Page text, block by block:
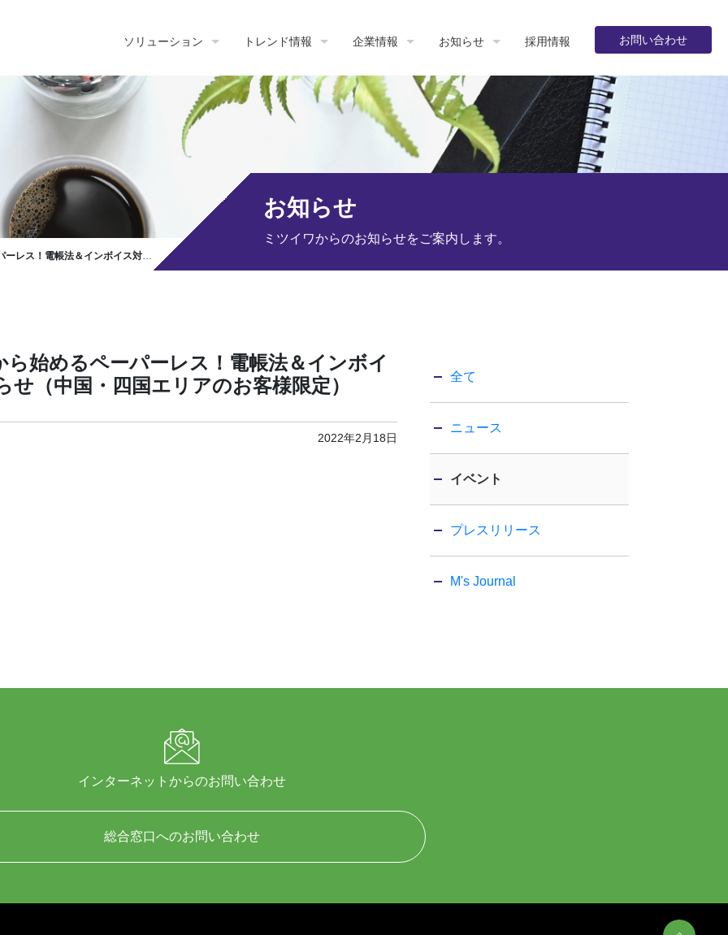
ソリューション トレンド情報 企業情報 お知らせ 採用情報 お問い合わせ
ナー」開催のお知らせ（中国・四国エリアのお客様限定）
お知らせ
ミツイワからのお知らせをご案内します。
ら始めるペーパーレス！電帳法＆インボイ
（中国・四国エリアのお客様限定）
2022年2月18日
全て
ニュース
イベント
プレスリリース
M's Journal
インターネットからのお問い合わせ
総合窓口へのお問い合わせ